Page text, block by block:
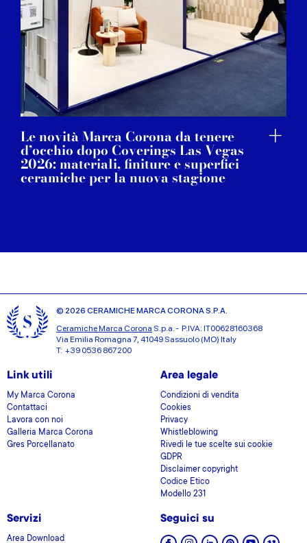
Le novità Marca Corona da tenere
d’occhio dopo Coverings Las Vegas
2026: materiali, finiture e superfici
ceramiche per la nuova stagione
© 2026 CERAMICHE MARCA CORONA S.P.A.
Ceramiche Marca Corona S.p.a. - P.IVA: IT00628160368
Via Emilia Romagna 7, 41049 Sassuolo (MO) Italy
T: +39 0536 867200
Link utili
My Marca Corona
Contattaci
Lavora con noi
Galleria Marca Corona
Gres Porcellanato
Area legale
Condizioni di vendita
Cookies
Privacy
Whistleblowing
Rivedi le tue scelte sui cookie
GDPR
Disclaimer copyright
Codice Etico
Modello 231
Servizi
Area Download
Seguici su